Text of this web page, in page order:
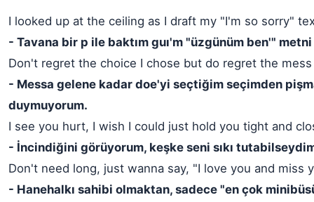
I looked up at the ceiling as I draft my "I'm so sorry"
- Tavana bir p ile baktım guı'm "üzgünüm ben'" metni
Don't regret the choice I chose but do regret the mess
- Messa gelene kadar doe'yi seçtiğim seçimden
duymuyorum.
I see you hurt, I wish I could just hold you tight and
- İncindiğini görüyorum, keşke seni sıkı
Don't need long, just wanna say, "I love you and miss
- Hanehalkı sahibi olmaktan, sadece "en çok